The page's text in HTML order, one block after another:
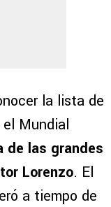
la lista de
Mundial
de las grandes
Lorenzo. El
a tiempo de